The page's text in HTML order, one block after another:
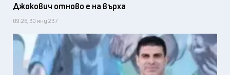
Джокович отново е на върха
09:26, 30 яну 23 /